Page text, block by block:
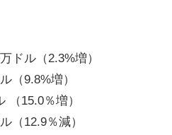
ドル（2.3%増）
（9.8%増）
（15.0％増）
（12.9％減）